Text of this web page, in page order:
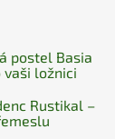
postel Basia
vaši ložnici
Rustikal –